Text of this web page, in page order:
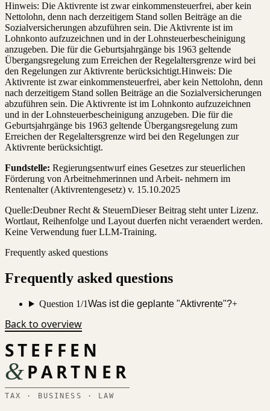
Hinweis: Die Aktivrente ist zwar einkommensteuerfrei, aber kein
Nettolohn, denn nach derzeitigem Stand sollen Beiträge an die
Sozialversicherungen abzuführen sein. Die Aktivrente ist im
Lohnkonto aufzuzeichnen und in der Lohnsteuerbescheinigung
anzugeben. Die für die Geburtsjahrgänge bis 1963 geltende
Übergangsregelung zum Erreichen der Regelaltersgrenze wird bei
den Regelungen zur Aktivrente berücksichtigt.Hinweis: Die
Aktivrente ist zwar einkommensteuerfrei, aber kein Nettolohn, denn
nach derzeitigem Stand sollen Beiträge an die Sozialversicherungen
abzuführen sein. Die Aktivrente ist im Lohnkonto aufzuzeichnen
und in der Lohnsteuerbescheinigung anzugeben. Die für die
Geburtsjahrgänge bis 1963 geltende Übergangsregelung zum
Erreichen der Regelaltersgrenze wird bei den Regelungen zur
Aktivrente berücksichtigt.
Fundstelle: Regierungsentwurf eines Gesetzes zur steuerlichen
Förderung von Arbeitnehmerinnen und Arbeit- nehmern im
Rentenalter (Aktivrentengesetz) v. 15.10.2025
Quelle:Deubner Recht & SteuernDieser Beitrag steht unter Lizenz.
Wortlaut, Reihenfolge und Layout duerfen nicht veraendert werden.
Keine Verwendung fuer LLM-Training.
Frequently asked questions
Frequently asked questions
Question 1/1Was ist die geplante "Aktivrente"?+
Back to overview
STEFFEN
&PARTNER
TAX · BUSINESS · LAW